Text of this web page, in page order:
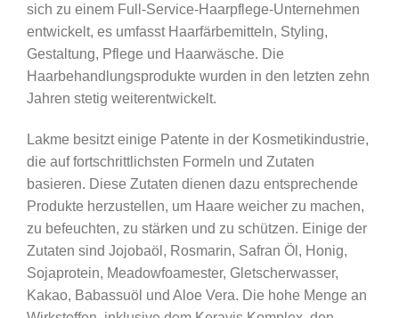
sich zu einem Full-Service-Haarpflege-Unternehmen
entwickelt, es umfasst Haarfärbemitteln, Styling,
Gestaltung, Pflege und Haarwäsche. Die
Haarbehandlungsprodukte wurden in den letzten zehn
Jahren stetig weiterentwickelt.
Lakme besitzt einige Patente in der Kosmetikindustrie,
die auf fortschrittlichsten Formeln und Zutaten
basieren. Diese Zutaten dienen dazu entsprechende
Produkte herzustellen, um Haare weicher zu machen,
zu befeuchten, zu stärken und zu schützen. Einige der
Zutaten sind Jojobaöl, Rosmarin, Safran Öl, Honig,
Sojaprotein, Meadowfoamester, Gletscherwasser,
Kakao, Babassuöl und Aloe Vera. Die hohe Menge an